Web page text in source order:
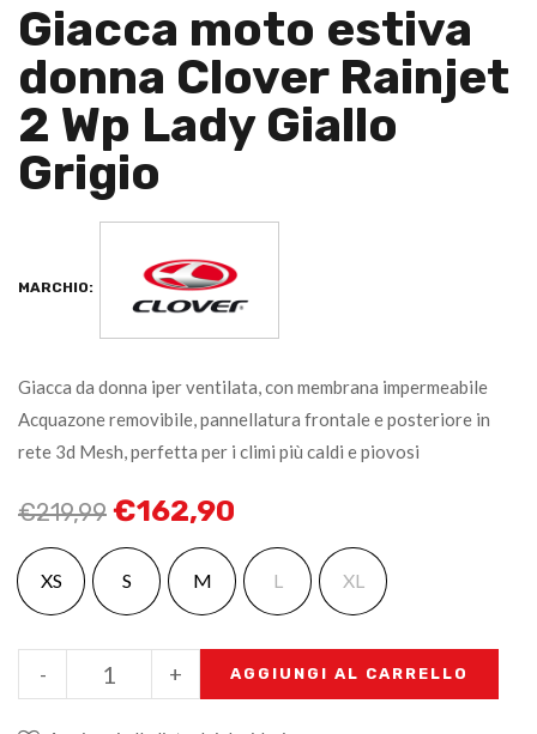
Giacca moto estiva
donna Clover Rainjet
2 Wp Lady Giallo
Grigio
MARCHIO:
Giacca da donna iper ventilata, con membrana impermeabile
Acquazone removibile, pannellatura frontale e posteriore in
rete 3d Mesh, perfetta per i climi più caldi e piovosi
€219,99 €162,90
XS S M L XL
+
- AGGIUNGI AL CARRELLO